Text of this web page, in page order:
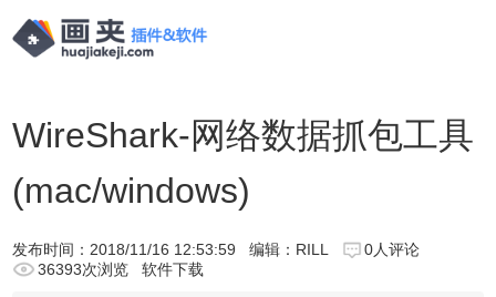
WireShark-网络数据抓包工具
(mac/windows)
发布时间： 2018/11/16 12:53:59 编辑：RILL
0人评论
36393次浏览
软件下载